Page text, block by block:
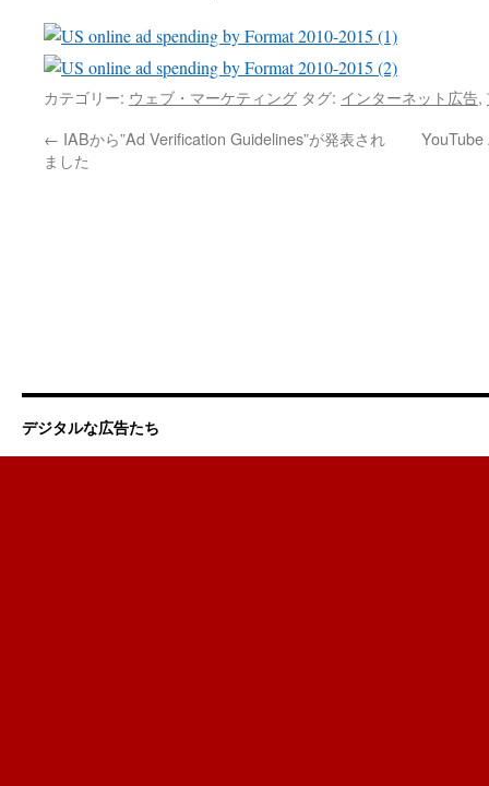
カテゴリー: ウェブ・マーケティング タグ: インターネット広告,
← IABから”Ad Verification Guidelines”が発表され
ました
デジタルな広告たち